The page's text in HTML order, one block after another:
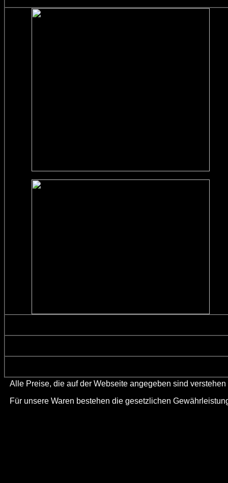
Alle Preise, die auf der Webseite angegeben sind
Für unsere Waren bestehen die gesetzlichen